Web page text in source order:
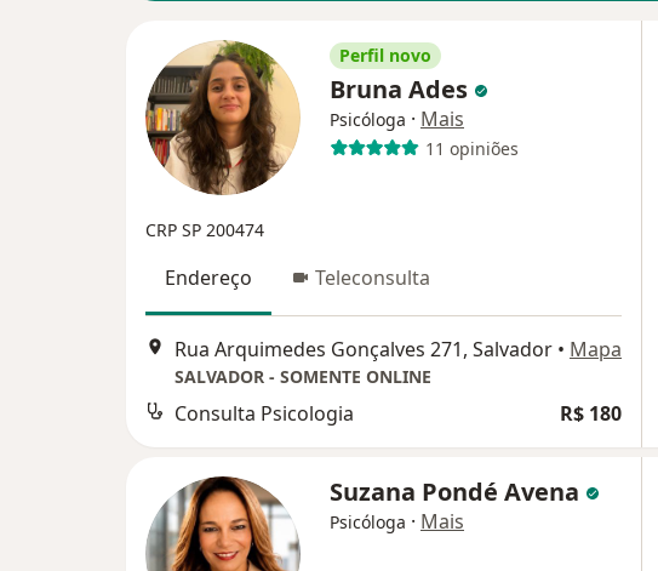
Perfil novo
Bruna Ades
Psicóloga · Mais
11 opiniões
CRP SP 200474
Endereço Teleconsulta
Rua Arquimedes Gonçalves 271, Salvador • Mapa
SALVADOR - SOMENTE ONLINE
Consulta Psicologia R$ 180
Suzana Pondé Avena
Psicóloga · Mais